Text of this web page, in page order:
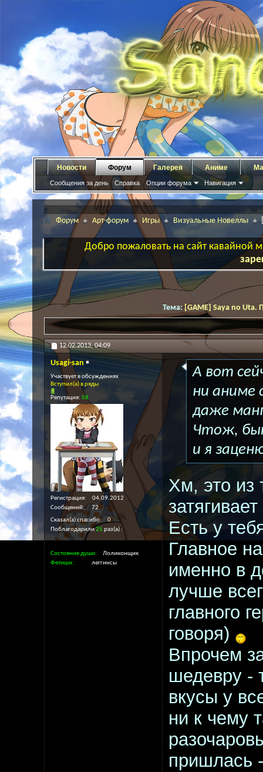
Новости Форум
Сообщения за день Справка Опции форума Навигация
Галерея Аниме
Форум Арт-форум Игры Визуальные Новеллы
Добро пожаловать на сайт кавайной
Тема:[GAME] Saya no Uta.
12.02.2013,04:09
Usagi-san
Участвует в обсуждениях
Вступил(а) в ряды
Репутация: 58
Регистрация
04.09.2012
Сообщений
72
Сказал(а) спасибо
0
Поблагодарили25 раз(а)
Состояние души
Лоликонщик
Фетиши
леггинсы
А вот
ни аниме
даже
Чтож,
и я
Хм, это из
Есть у
Главное
именно в
лучше
главного
говоря)
Впрочем
шедевру -
вкусы у
ни к чему
пришлась